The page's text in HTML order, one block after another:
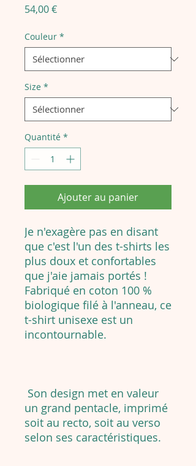
54,00 €Prix
Couleur *
Size *
Quantité *
Ajouter au panier
Je n'exagère pas en disant
que c'est l'un des t-shirts les
plus doux et confortables
que j'aie jamais portés !
Fabriqué en coton 100 %
biologique filé à l'anneau, ce
t-shirt unisexe est un
incontournable.
Son design met en valeur
un grand pentacle, imprimé
soit au recto, soit au verso
selon ses caractéristiques.